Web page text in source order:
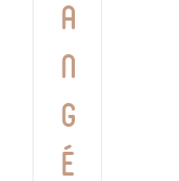
a
n
g
é